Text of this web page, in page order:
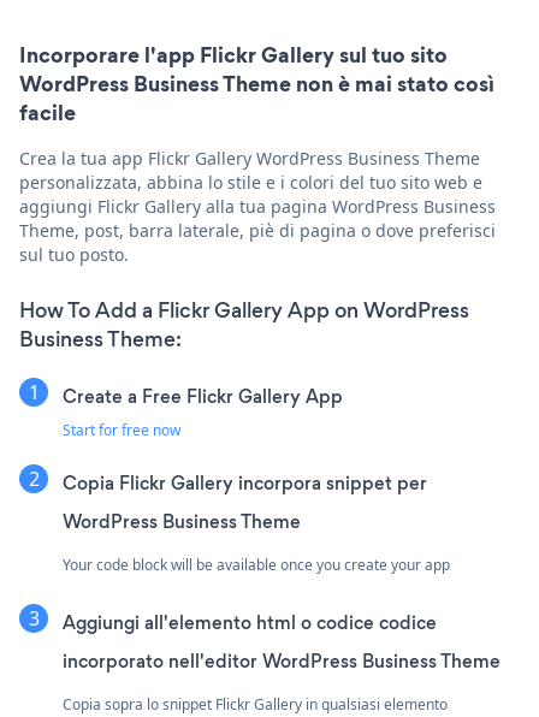
Incorporare l'app Flickr Gallery sul tuo sito
WordPress Business Theme non è mai stato così
facile
Crea la tua app Flickr Gallery WordPress Business Theme
personalizzata, abbina lo stile e i colori del tuo sito web e
aggiungi Flickr Gallery alla tua pagina WordPress Business
Theme, post, barra laterale, piè di pagina o dove preferisci
sul tuo posto.
How To Add a Flickr Gallery App on WordPress
Business Theme:
Create a Free Flickr Gallery App
Start for free now
Copia Flickr Gallery incorpora snippet per
WordPress Business Theme
Your code block will be available once you create your app
Aggiungi all'elemento html o codice codice
incorporato nell'editor WordPress Business Theme
Copia sopra lo snippet Flickr Gallery in qualsiasi elemento